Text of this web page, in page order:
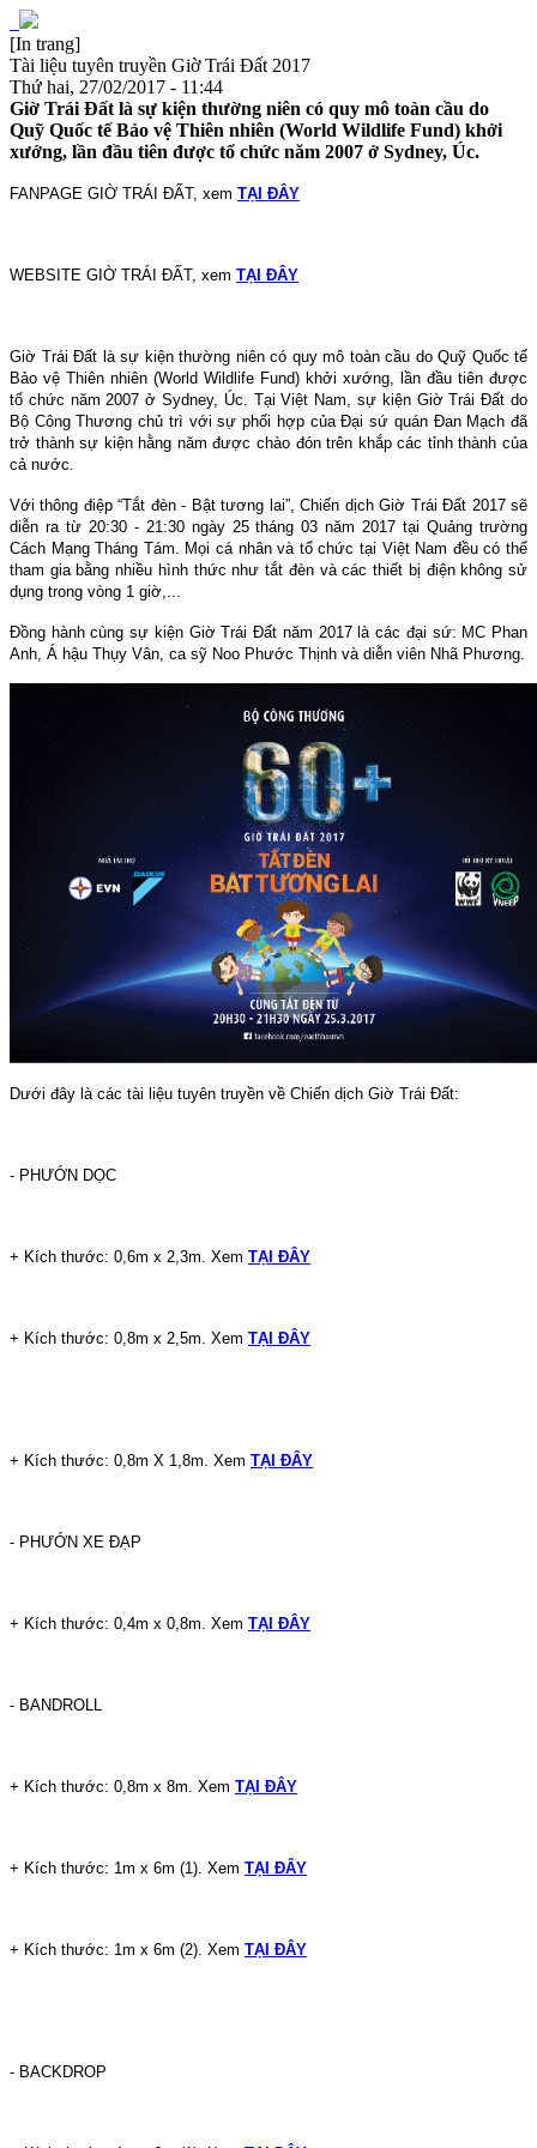
[In trang]
Tài liệu tuyên truyền Giờ Trái Đất 2017
Thứ hai, 27/02/2017 - 11:44
Giờ Trái Đất là sự kiện thường niên có quy mô toàn cầu do
Quỹ Quốc tế Bảo vệ Thiên nhiên (World Wildlife Fund) khởi
xướng, lần đầu tiên được tổ chức năm 2007 ở Sydney, Úc.
FANPAGE GIỜ TRÁI ĐẤT, xem TẠI ĐÂY
WEBSITE GIỜ TRÁI ĐẤT, xem TẠI ĐÂY
Giờ Trái Đất là sự kiện thường niên có quy mô toàn cầu do Quỹ Quốc tế
Bảo vệ Thiên nhiên (World Wildlife Fund) khởi xướng, lần đầu tiên được
tổ chức năm 2007 ở Sydney, Úc. Tại Việt Nam, sự kiện Giờ Trái Đất do
Bộ Công Thương chủ trì với sự phối hợp của Đại sứ quán Đan Mạch đã
trở thành sự kiện hằng năm được chào đón trên khắp các tỉnh thành của
cả nước.
Với thông điệp “Tắt đèn - Bật tương lai”, Chiến dịch Giờ Trái Đất 2017 sẽ
diễn ra từ 20:30 - 21:30 ngày 25 tháng 03 năm 2017 tại Quảng trường
Cách Mạng Tháng Tám. Mọi cá nhân và tổ chức tại Việt Nam đều có thể
tham gia bằng nhiều hình thức như tắt đèn và các thiết bị điện không sử
dụng trong vòng 1 giờ,...
Đồng hành cùng sự kiện Giờ Trái Đất năm 2017 là các đại sứ: MC Phan
Anh, Á hậu Thụy Vân, ca sỹ Noo Phước Thịnh và diễn viên Nhã Phương.
Dưới đây là các tài liệu tuyên truyền về Chiến dịch Giờ Trái Đất:
- PHƯỚN DỌC
+ Kích thước: 0,6m x 2,3m. Xem TẠI ĐÂY
+ Kích thước: 0,8m x 2,5m. Xem TẠI ĐÂY
+ Kích thước: 0,8m X 1,8m. Xem TẠI ĐÂY
- PHƯỚN XE ĐẠP
+ Kích thước: 0,4m x 0,8m. Xem TẠI ĐÂY
- BANDROLL
+ Kích thước: 0,8m x 8m. Xem TẠI ĐÂY
+ Kích thước: 1m x 6m (1). Xem TẠI ĐÂY
+ Kích thước: 1m x 6m (2). Xem TẠI ĐÂY
- BACKDROP